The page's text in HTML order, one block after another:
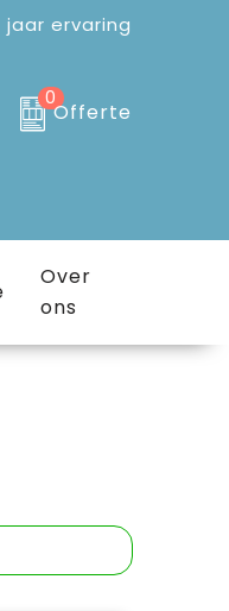
jaar ervaring
0
Offerte
Over
ons